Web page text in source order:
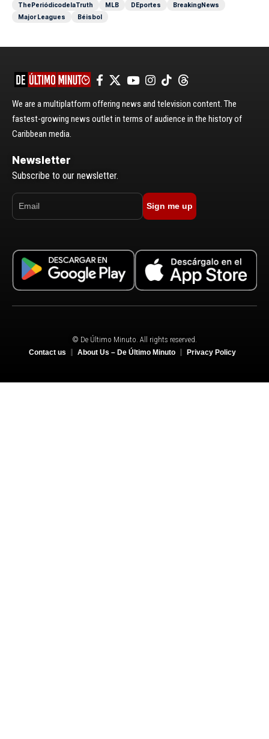
ThePeriódicodelaTruth
MLB DEportes
BreakingNews
Major Leagues
Béisbol
We are a multiplatform offering news and television content. The
fastest-growing news outlet in terms of audience in the history of
Caribbean media.
Newsletter
Subscribe to our newsletter.
Sign me up
© De Último Minuto. All rights reserved.
Contact us About Us – De Último Minuto Privacy Policy